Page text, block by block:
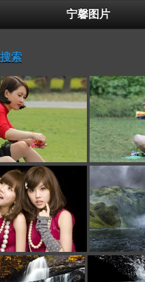
宁馨图片
索